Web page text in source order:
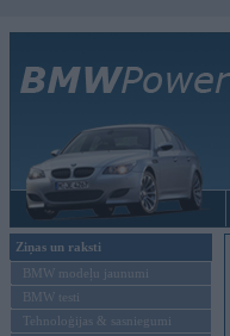
Ziņas un raksti
BMW modeļu jaunumi
BMW testi
Tehnoloģijas & sasniegumi